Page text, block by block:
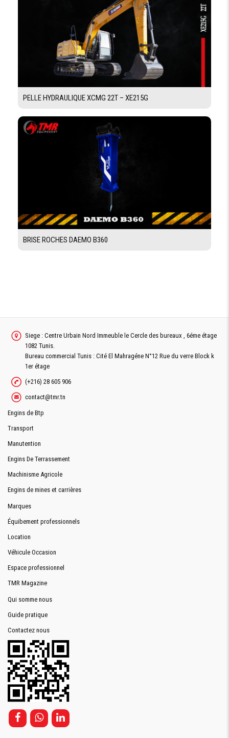
PELLE HYDRAULIQUE XCMG 22T – XE215G
BRISE ROCHES DAEMO B360
Siege : Centre Urbain Nord Immeuble le Cercle des bureaux , 6éme étage
1082 Tunis.
Bureau commercial Tunis : Cité El Mahragéne N°12 Rue du verre Block k
1er étage
(+216) 28 605 906
contact@tmr.tn
Engins de Btp
Transport
Manutention
Engins De Terrassement
Machinisme Agricole
Engins de mines et carrières
Marques
Équibement professionnels
Location
Véhicule Occasion
Espace professionnel
TMR Magazine
Qui somme nous
Guide pratique
Contactez nous